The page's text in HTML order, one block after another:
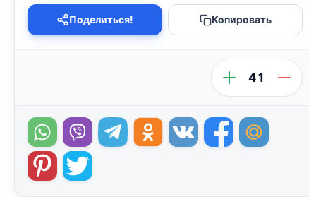
Поделиться! Копировать
41